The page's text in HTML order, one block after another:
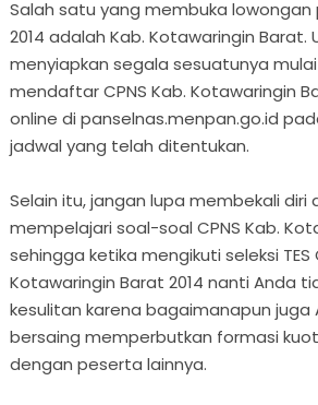
Salah satu yang membuka lowongan
2014 adalah Kab. Kotawaringin Barat.
menyiapkan segala sesuatunya
mendaftar CPNS Kab. Kotawaringin
online di panselnas.menpan.go.id
jadwal yang telah ditentukan.
Selain itu, jangan lupa membekali diri
mempelajari soal-soal CPNS Kab.
sehingga ketika mengikuti seleksi TES
Kotawaringin Barat 2014 nanti Anda
kesulitan karena bagaimanapun juga
bersaing memperbutkan formasi
dengan peserta lainnya.